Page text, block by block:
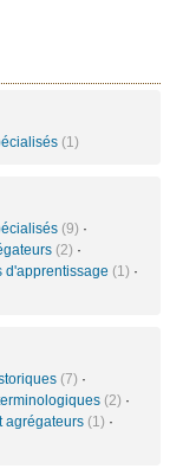
(1)
(9) ·
(2) ·
d'apprentissage (1) ·
(7) ·
(2) ·
agrégateurs (1) ·